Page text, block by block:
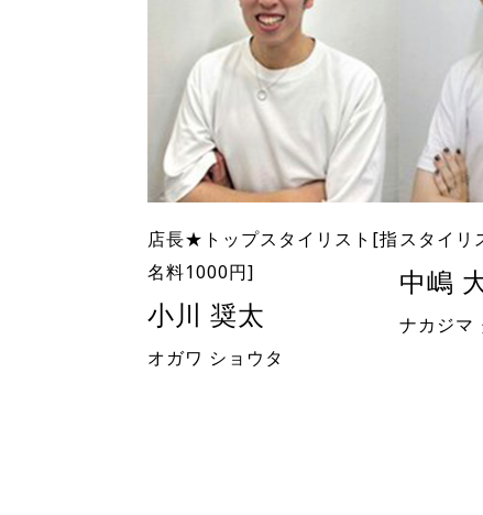
店長★トップスタイリスト[指
名料1000円]
小川 奨太
オガワ ショウタ
スタイリ
中嶋
ナカジマ